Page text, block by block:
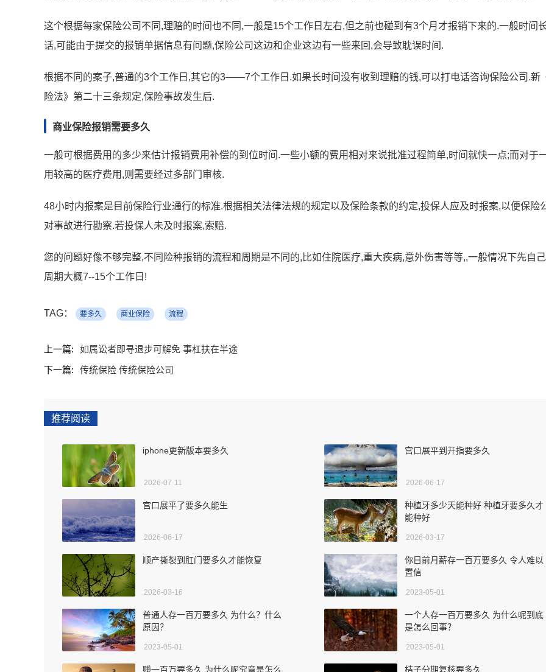
这个根据每家保险公司不同,理赔的时间也不同,一般是15个工作日左右,但之前也碰到有3个月才报销下来的.一般时间
话,可能由于提交的报销单据信息有问题,保险公司这边和企业这边有一些来回,会导致耽误时间.
根据不同的案子,普通的3个工作日,其它的3――7个工作日.如果长时间没有收到理赔的钱,可以打电话咨询保险公司.新
险法》第二十三条规定,保险事故发生后.
商业保险报销需要多久
一般可根据费用的多少来估计报销费用补偿的到位时间.一些小额的费用相对来说批准过程简单,时间就快一点;而对于
用较高的医疗费用,则需要经过多部门审核.
48小时内报案是目前保险行业通行的标准.根据相关法律法规的规定以及保险条款的约定,投保人应及时报案,以便保险
对事故进行勘察.若投保人未及时报案,索赔.
您的问题好像不够完整,不同险种报销的流程和周期是不同的,比如住院医疗,重大疾病,意外伤害等等,,一般情况下先自
周期大概7--15个工作日!
TAG： 要多久 商业保险 流程
上一篇:
如属讼者即寻退步可解免 事杠扶在半途
下一篇:
传统保险 传统保险公司
推荐阅读
iphone更新版本要多久
2026-07-11
宫口展平到开指要多久
2026-06-17
宫口展平了要多久能生
2026-06-17
种植牙多少天能种好 种植牙要多久才
能种好
2026-03-17
顺产撕裂到肛门要多久才能恢复
2026-03-16
你目前月薪存一百万要多久 令人难以
置信
2023-05-01
普通人存一百万要多久 为什么？什么
原因？
2023-05-01
一个人存一百万要多久 为什么呢到底
是怎么回事？
2023-05-01
赚一百万要多久 为什么呢究竟是怎么
桔子分期复核要多久